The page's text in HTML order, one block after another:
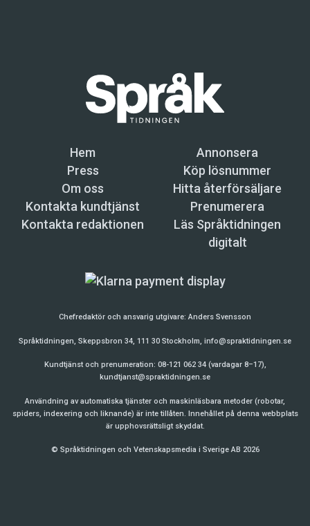
Hem
Annonsera
Press
Köp lösnummer
Om oss
Hitta återförsäljare
Kontakta kundtjänst
Prenumerera
Kontakta redaktionen
Läs Språktidningen
digitalt
Chefredaktör och ansvarig utgivare:Anders Svensson
Språktidningen, Skeppsbron 34, 111 30 Stockholm, info@spraktidningen.se
Kundtjänst och prenumeration: 08-121 062 34 (vardagar 8–17),
kundtjanst@spraktidningen.se
Användning av automatiska tjänster och maskinläsbara metoder (robotar,
spiders, indexering och liknande) är inte tillåten. Innehållet på denna webbplats
är upphovsrättsligt skyddat.
© Språktidningen och Vetenskapsmedia i Sverige AB 2026